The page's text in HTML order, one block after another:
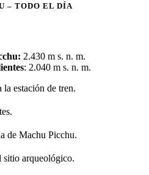
– TODO EL DÍA
2.430 m s. n. m.
: 2.040 m s. n. m.
estación de tren.
de Machu Picchu.
sitio arqueológico.